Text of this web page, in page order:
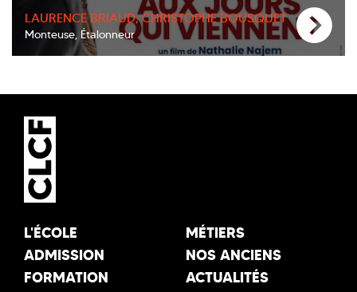
LAURENCE BRIAUD, CHRISTOPHE BOUSQUET
Monteuse, Étalonneur
L'ÉCOLE
ADMISSION
FORMATION
MÉTIERS
NOS ANCIENS
ACTUALITÉS